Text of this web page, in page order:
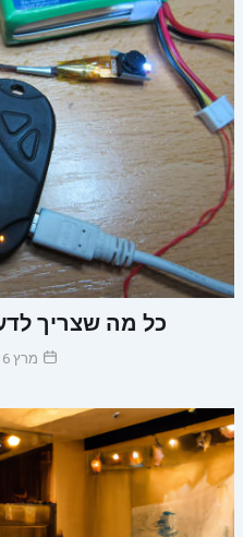
כל מה שצריך
מרץ 16, 2017